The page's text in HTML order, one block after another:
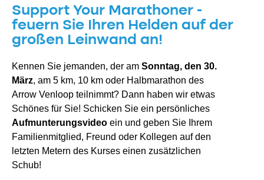
Support Your Marathoner -
feuern Sie Ihren Helden auf der
großen Leinwand an!
Kennen Sie jemanden, der am Sonntag, den 30.
März, am 5 km, 10 km oder Halbmarathon des
Arrow Venloop teilnimmt? Dann haben wir etwas
Schönes für Sie! Schicken Sie ein persönliches
Aufmunterungsvideo ein und geben Sie Ihrem
Familienmitglied, Freund oder Kollegen auf den
letzten Metern des Kurses einen zusätzlichen
Schub!